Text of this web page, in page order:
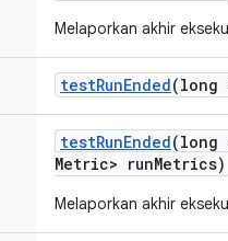
Melaporkan akhir
testRunEnded(long
testRunEnded(long
Metric> runMetrics)
Melaporkan akhir